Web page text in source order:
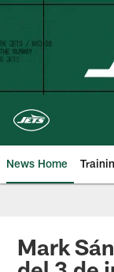
Skip
content
News Home
Mark